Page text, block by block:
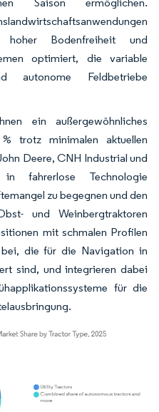
hoher Bodenfreiheit und
optimiert, die variable
autonome Feldbetriebe
ein außergewöhnliches
trotz minimalen aktuellen
Deere, CNH Industrial und
fahrerlose Technologie
zu begegnen und den
und Weinbergtraktoren
mit schmalen Profilen
bei, die für die Navigation in
sind, und integrieren dabei
für die